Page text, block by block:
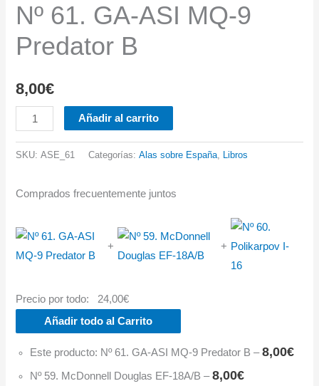
Nº 61. GA-ASI MQ-9
Predator B
8,00€
61.
GA-
MQ-
Predator
B
Añadir al carrito
SKU:ASE_61 Categorías:Alas sobre España, Libros
Comprados frecuentemente juntos
+ +
Precio por todo: 24,00€
Añadir todo al Carrito
Este producto: Nº 61. GA-ASI MQ-9 Predator B–8,00€
Nº 59. McDonnell Douglas EF-18A/B–8,00€